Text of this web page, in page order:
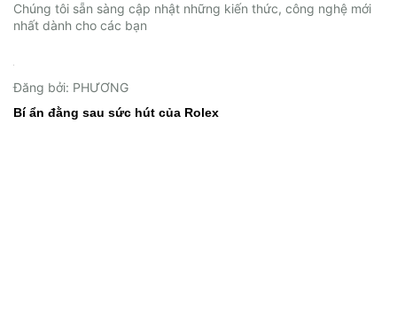
Chúng tôi sẵn sàng cập nhật những kiến thức, công nghệ mới
nhất dành cho các bạn